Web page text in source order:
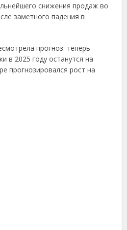
снижения продаж во
заметного падения в
прогноз: теперь
в 2025 году останутся на
прогнозировался рост на